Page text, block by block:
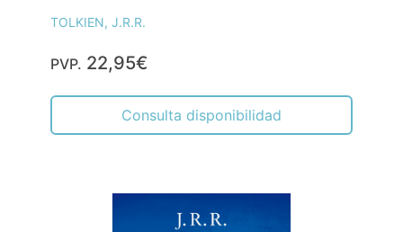
TOLKIEN, J.R.R.
PVP. 22,95€
Consulta disponibilidad